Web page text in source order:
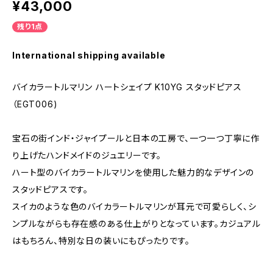
¥43,000
残り1点
International shipping available
バイカラートルマリン ハートシェイプ K10YG スタッドピアス
（EGT006)
宝石の街インド・ジャイプールと日本の工房で、一つ一つ丁寧に作
り上げたハンドメイドのジュエリーです。
ハート型のバイカラートルマリンを使用した魅力的なデザインの
スタッドピアスです。
スイカのような色のバイカラートルマリンが耳元で可愛らしく、シ
ンプルながらも存在感のある仕上がりとなっています。カジュアル
はもちろん、特別な日の装いにもぴったりです。